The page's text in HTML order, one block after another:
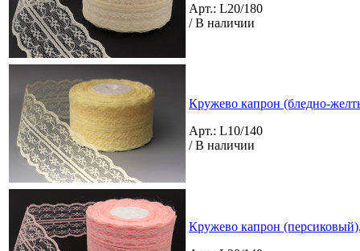
Арт.: L20/180
/ В наличии
Кружево капрон (бледно-
Арт.: L10/140
/ В наличии
Кружево капрон